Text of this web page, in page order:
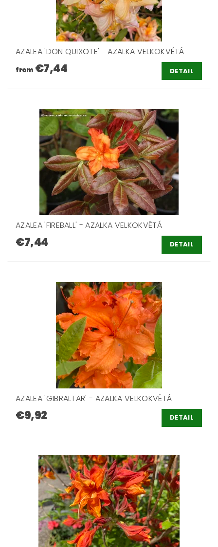
AZALEA 'DON QUIXOTE' - AZALKA VELKOKVĚTÁ
from €7,44 DETAIL
AZALEA 'FIREBALL' - AZALKA VELKOKVĚTÁ
€7,44 DETAIL
AZALEA 'GIBRALTAR' - AZALKA VELKOKVĚTÁ
€9,92 DETAIL